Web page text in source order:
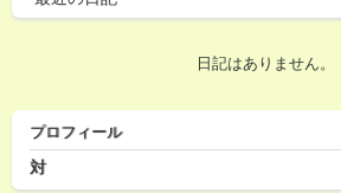
日記はありません。
プロフィール
対